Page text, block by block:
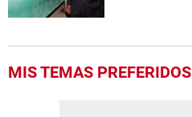
MIS TEMAS PREFERIDOS